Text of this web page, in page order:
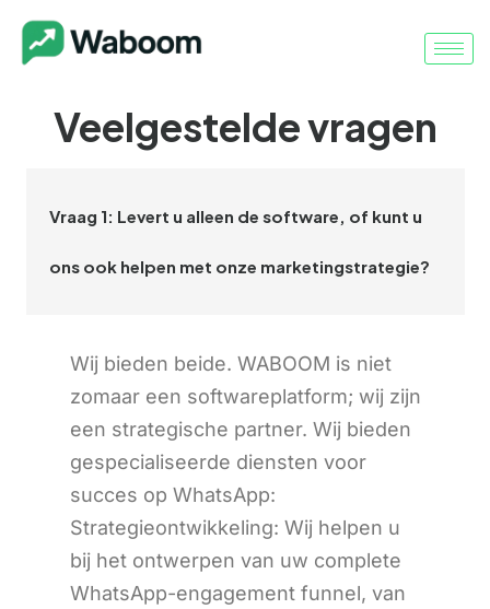
Veelgestelde vragen
Vraag 1: Levert u alleen de software, of kunt u
ons ook helpen met onze marketingstrategie?
Wij bieden beide. WABOOM is niet
zomaar een softwareplatform; wij zijn
een strategische partner. Wij bieden
gespecialiseerde diensten voor
succes op WhatsApp:
Strategieontwikkeling: Wij helpen u
bij het ontwerpen van uw complete
WhatsApp-engagement funnel, van